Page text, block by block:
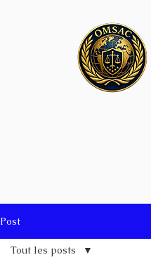
Post
Tout les posts